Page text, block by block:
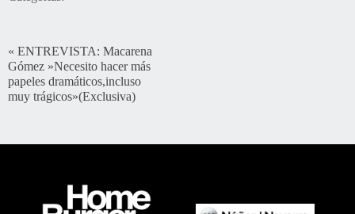
« ENTREVISTA: Macarena
Gómez »Necesito hacer más
papeles dramáticos,incluso
muy trágicos»(Exclusiva)